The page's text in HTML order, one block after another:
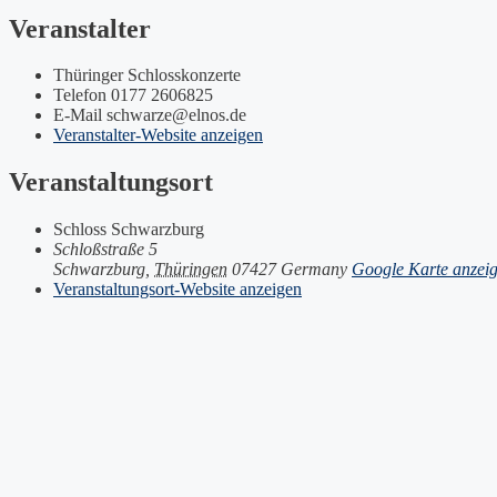
Veranstalter
Thüringer Schlosskonzerte
Telefon 0177 2606825
E-Mail schwarze@elnos.de
Veranstalter-Website anzeigen
Veranstaltungsort
Schloss Schwarzburg
Schloßstraße 5
Schwarzburg Thüringen 07427 Germany Google Karte
Veranstaltungsort-Website anzeigen